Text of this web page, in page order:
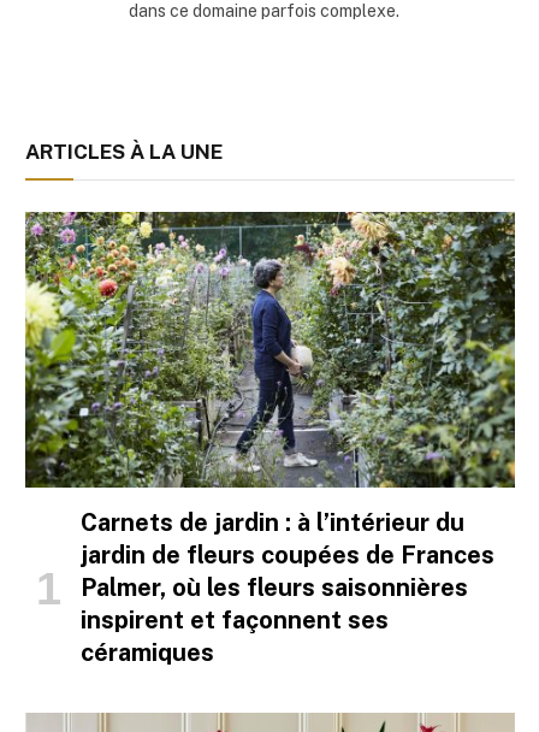
dans ce domaine parfois complexe.
ARTICLES À LA UNE
Carnets de jardin : à l’intérieur du
jardin de fleurs coupées de Frances
Palmer, où les fleurs saisonnières
inspirent et façonnent ses
céramiques